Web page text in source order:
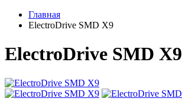
Главная
ElectroDrive SMD X9
ElectroDrive SMD X9